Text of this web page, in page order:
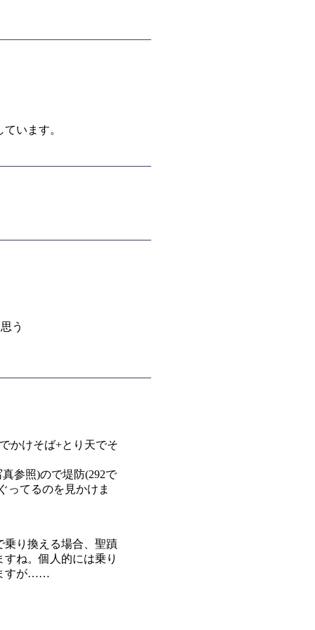
います。
う
かけそば+とり天でそ
参照)ので堤防(292で
ってるのを見かけま
乗り換える場合、聖蹟
ね。個人的には乗り
すが……